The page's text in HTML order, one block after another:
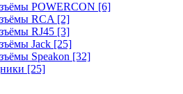
POWERCON [6]
RCA [2]
RJ45 [3]
Jack [25]
Speakon [32]
[25]